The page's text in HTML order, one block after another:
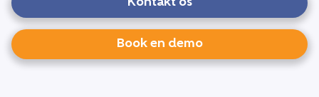
Kontakt os
Book en demo